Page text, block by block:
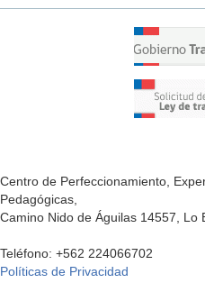
Centro de Perfeccionamiento,
Pedagógicas,
Camino Nido de Águilas 14557, Lo
Teléfono: +562 224066702
Políticas de Privacidad